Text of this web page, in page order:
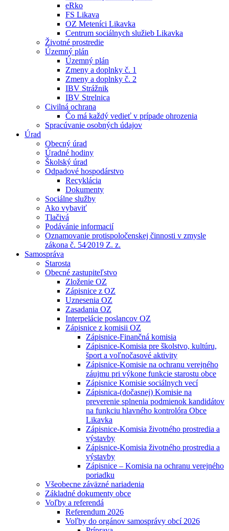
eRko
FS Likava
OZ Meteníci Likavka
Centrum sociálnych služieb Likavka
Životné prostredie
Územný plán
Územný plán
Zmeny a doplnky č. 1
Zmeny a doplnky č. 2
IBV Strážnik
IBV Strelnica
Civilná ochrana
Čo má každý vedieť v prípade ohrozenia
Spracúvanie osobných údajov
Úrad
Obecný úrad
Úradné hodiny
Školský úrad
Odpadové hospodárstvo
Recyklácia
Dokumenty
Sociálne služby
Ako vybaviť
Tlačivá
Podávánie informacií
Oznamovanie protispoločenskej činnosti v zmysle
zákona č. 54⁄2019 Z. z.
Samospráva
Starosta
Obecné zastupiteľstvo
Zloženie OZ
Zápisnice z OZ
Uznesenia OZ
Zasadania OZ
Interpelácie poslancov OZ
Zápisnice z komisii OZ
Zápisnice-Finančná komisia
Zápisnice-Komisia pre školstvo, kultúru,
šport a voľnočasové aktivity
Zápisnice-Komisie na ochranu verejného
záujmu pri výkone funkcie starostu obce
Zápisnice Komisie sociálnych vecí
Zápisnica-(dočasnej) Komisie na
preverenie splnenia podmienok kandidátov
na funkciu hlavného kontrolóra Obce
Likavka
Zápisnice-Komisia životného prostredia a
výstavby
Zápisnice-Komisia životného prostredia a
výstavby
Zápisnice – Komisia na ochranu verejného
poriadku
Všeobecne záväzné nariadenia
Základné dokumenty obce
Voľby a referendá
Referendum 2026
Voľby do orgánov samosprávy obcí 2026